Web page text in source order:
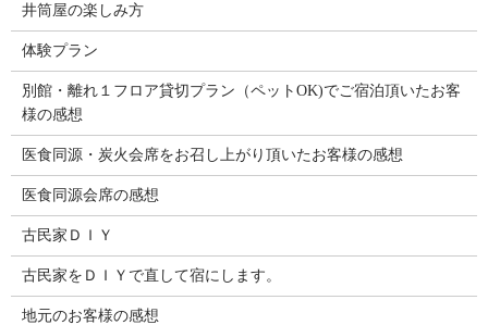
井筒屋の楽しみ方
体験プラン
別館・離れ１フロア貸切プラン（ペットOK)でご宿泊頂いたお客
様の感想
医食同源・炭火会席をお召し上がり頂いたお客様の感想
医食同源会席の感想
古民家ＤＩＹ
古民家をＤＩＹで直して宿にします。
地元のお客様の感想